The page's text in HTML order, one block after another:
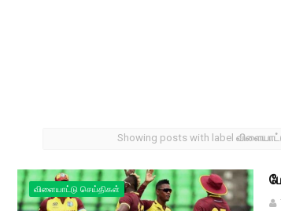
Showing posts with label
விளையாட்டு செய்திகள்